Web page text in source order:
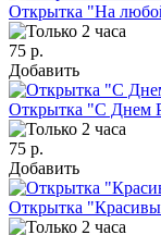
Открытка "На
75 р.
Добавить
Открытка "С Днем
75 р.
Добавить
Открытка